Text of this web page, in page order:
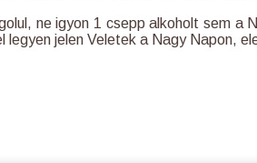
ne igyon 1 csepp alkoholt sem
jelen Veletek a Nagy Napon,